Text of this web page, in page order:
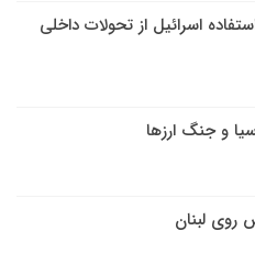
اسرائيل از تحولات داخلى
و جنگ ارزها
روى لبنان